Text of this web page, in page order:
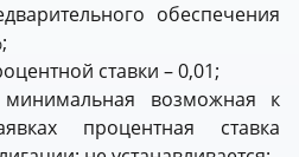
обеспечения
ставки – 0,01;
возможная к
процентная ставка